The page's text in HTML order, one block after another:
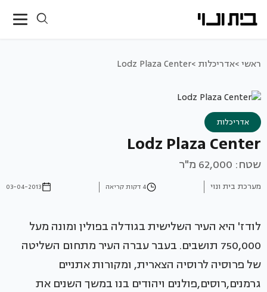
ראשי >אדריכלות >Lodz Plaza Center
אדריכלות
Lodz Plaza Center
שטח: 62,000 מ"ר
מערכת בית ונוי 4 דקות קריאה 03-04-2013
לודז' היא העיר השלישית בגודלה בפולין ומונה מעל
750,000 תושבים. בעבר עברה העיר מתחום השליטה
של פרוסיה לרוסיה הצארית, ומקורות אתניים
גרמנים,רוסים,פולנים ויהודים בנו במשך השנים את